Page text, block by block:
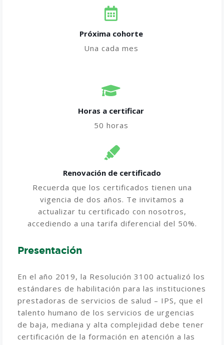
Próxima cohorte
Una cada mes
Horas a certificar​
50 horas
Renovación de certificado
Recuerda que los certificados tienen una
vigencia de dos años. Te invitamos a
actualizar tu certificado con nosotros,
accediendo a una tarifa diferencial del 50%.
Presentación
En el año 2019, la Resolución 3100 actualizó los
estándares de habilitación para las instituciones
prestadoras de servicios de salud – IPS, que el
talento humano de los servicios de urgencias
de baja, mediana y alta complejidad debe tener
certificación de la formación en atención a las